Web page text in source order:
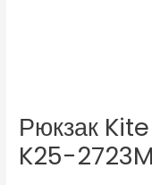
Рюкзак
K25-2723M